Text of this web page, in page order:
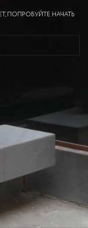
ПОПРОБУЙТЕ НАЧАТЬ